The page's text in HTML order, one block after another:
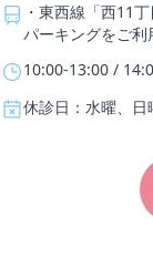
・東西線「西11
パーキングをご利
10:00-13:00 /
休診日：水曜、